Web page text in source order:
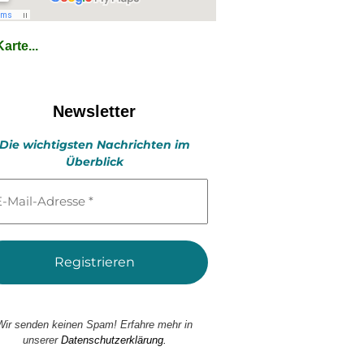
Newsletter
Die wichtigsten Nachrichten im
Überblick
senden keinen Spam! Erfahre mehr in
unserer Datenschutzerklärung.